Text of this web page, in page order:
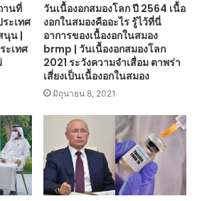
านที่
ะเทศ
นุน |
ะเทศ
วันเนื้องอกสมองโลก ปี 2564 เนื้อ
งอกในสมองคืออะไร รู้ไว้ที่นี่
อาการของเนื้องอกในสมอง
brmp | วันเนื้องอกสมองโลก
2021 ระวังความจำเสื่อม ตาพร่า
เสี่ยงเป็นเนื้องอกในสมอง
มิถุนายน 8, 2021